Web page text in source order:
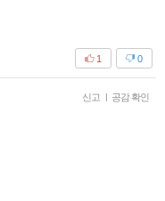
0
1
신고 | 공감 확인